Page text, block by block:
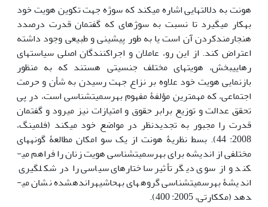
هونت به دلالت­هایی اشاره می­کند که سوژه جهت تکوین هویت خود
به­کار می­گیرد تا نسبت به سوژه­ای که گفتمان قدرت درصدد
هنجارمندکردن آن است یا به ­طور پیشینی و طبیعی وجود داشته
اعتراض کند. از این رو، عاملان و اجراکنندگان اصلی سیاست­های
رهایی‏بخش، هویت­های مختلف جنسیتی هستند که به منظور
بازنمایی هویت خود علاوه بر نزاع جهت رسیدن به شأن و حرمت
اجتماعی، که مهم‏ترین مؤلفۀ مفهوم به­رسمیت­شناسی است، در پی
تحقق عدالت و توزیع برابر حقوق و امتیازات نیز می­رود و گفتمان
قدرت را مجبور به تجدیدنظر در مواضع خود می­کند (فلمینگ،
2008: 44). بسط نظریۀ هونت از یک سو امکان مطالعۀ گونه­های
مختلفی از اندیشه برای به­رسمیت­شناسی هویت زنان را فراهم می­
کند و از سوی دیگر تأثیر ساختارهای سیاسی را در شکل­گیری
اندیشۀ به­رسمیت‏شناسی گروه­های به­حاشیه­رانده‏شده نشان می­
دهد (مک­کارتی، 2005: 400).